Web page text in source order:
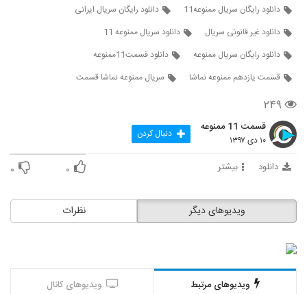
دانلود رایگان سریال ممنوعه11
دانلود رایگان سریال ایرانی
دانلود غیر قانونی سریال
دانلود سریال ممنوعه 11
دانلود رایگان سریال ممنوعه
دانلود قسمت11ممنوعه
قسمت یازدهم ممنوعه نماشا
سریال ممنوعه نماشا قسمت
۲۴۹
قسمت 11 ممنوعه
۱۰ دی ۱۳۹۷ دنبال کردن
دانلود بیشتر ۰ ۰
نظرات ویدیوهای دیگر
ویدیوهای مرتبط ویدیوهای کانال